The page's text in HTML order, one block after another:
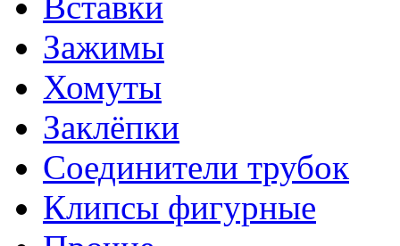
Зажимы
Хомуты
Заклёпки
Соединители трубок
Клипсы фигурные